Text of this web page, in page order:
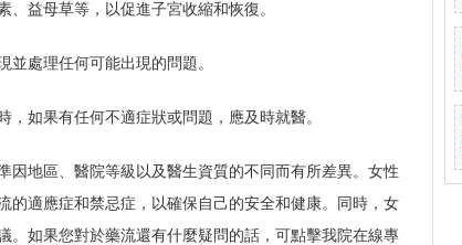
益母草等，以促進子宮收縮和恢復。
處理任何可能出現的問題。
如果有任何不適症狀或問題，應及時就醫。
因地區、醫院等級以及醫生資質的不同而有所差異。女性
的適應症和禁忌症，以確保自己的安全和健康。同時，女
。如果您對於藥流還有什麼疑問的話，可點擊我院在線專